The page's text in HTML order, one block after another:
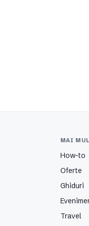
MAI
How-to
Oferte
Ghiduri
Travel